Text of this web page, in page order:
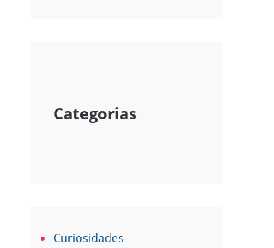
Categorias
Curiosidades